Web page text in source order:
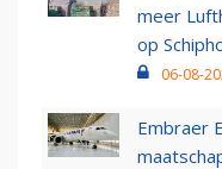
meer
op
06-08-
Embraer